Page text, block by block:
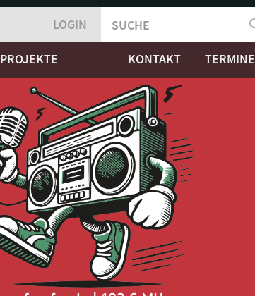
LOGIN
SUCHFORMULAR
SUCHE
PROJEKTE KONTAKT TERMINE